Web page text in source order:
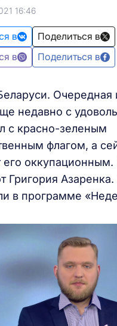
16:46
в
Поделиться в
в
Поделиться в
Очередная
недавно с
с красно-зеленым
флагом, а
его
Григория
в программе